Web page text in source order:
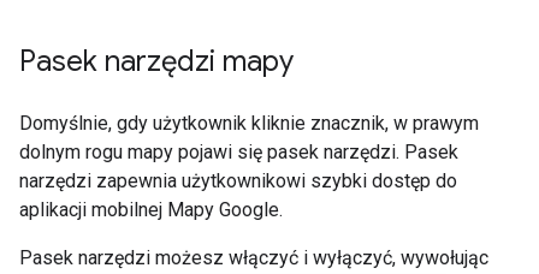
Pasek narzędzi mapy
Domyślnie, gdy użytkownik kliknie znacznik, w prawym
dolnym rogu mapy pojawi się pasek narzędzi. Pasek
narzędzi zapewnia użytkownikowi szybki dostęp do
aplikacji mobilnej Mapy Google.
Pasek narzędzi możesz włączyć i wyłączyć, wywołując